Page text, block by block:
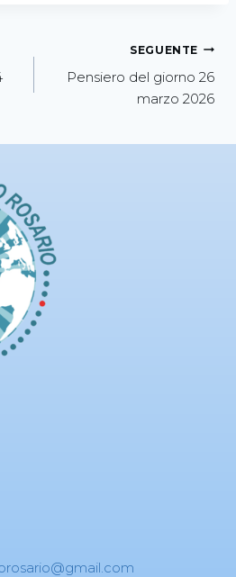
SEGUENTE
Pensiero del giorno 26
marzo 2026